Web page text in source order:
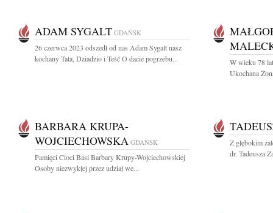
ADAM SYGALT GDAŃSK
26 czerwca 2023 odszedł od nas Adam Sygalt nasz
kochany Tata, Dziadzio i Teść O dacie pogrzebu...
W wieku 78
Ukochana
BARBARA KRUPA-
WOJCIECHOWSKA GDAŃSK
Pamięci Cioci Basi Barbary Krupy-Wojciechowskiej
Osoby niezwykłej przez udział we...
Z głębokim
dr. Tadeusza